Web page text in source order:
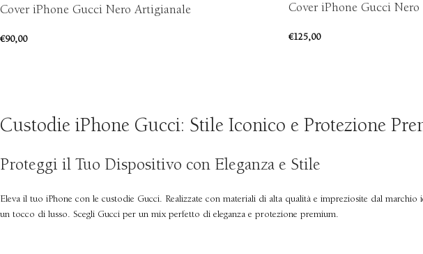
Cover iPhone Gucci Nero Artigianale
€90,00
Cover iPhone Gucci
€125,00
Custodie iPhone Gucci: Stile Iconico e Protezione
Proteggi il Tuo Dispositivo con Eleganza e Stile
Eleva il tuo iPhone con le custodie Gucci. Realizzate con materiali di alta qualità e impreziosite dal
un tocco di lusso. Scegli Gucci per un mix perfetto di eleganza e protezione premium.